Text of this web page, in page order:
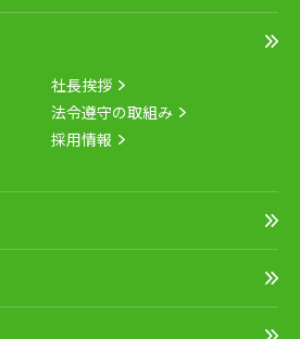
社長挨拶
法令遵守の取組み
採用情報